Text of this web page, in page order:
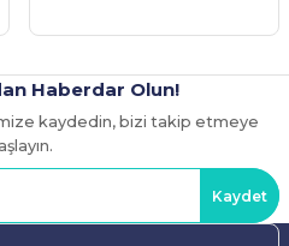
Haberdar Olun!
kaydedin, bizi takip etmeye
Kaydet